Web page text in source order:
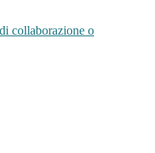
collaborazione o